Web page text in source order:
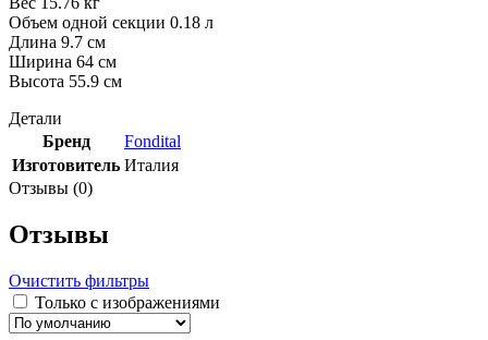
Объем одной секции 0.18 л
Длина 9.7 см
Ширина 64 см
Высота 55.9 см
Детали
Бренд
Fondital
Изготовитель Италия
Отзывы (0)
Отзывы
Очистить фильтры
Только с изображениями